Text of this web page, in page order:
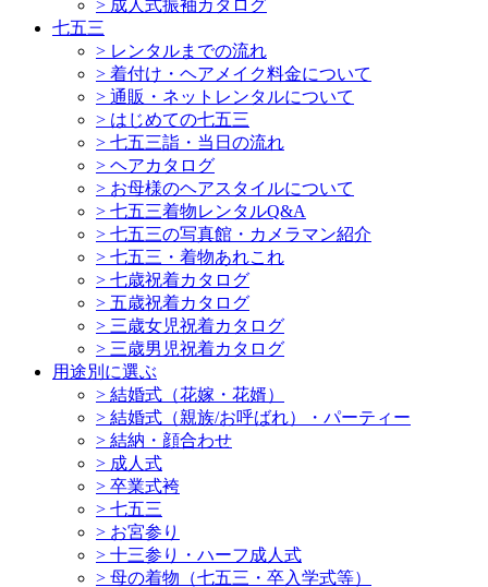
> 成人式振袖カタログ
七五三
> レンタルまでの流れ
> 着付け・ヘアメイク料金について
> 通販・ネットレンタルについて
> はじめての七五三
> 七五三詣・当日の流れ
> ヘアカタログ
> お母様のヘアスタイルについて
> 七五三着物レンタルQ&A
> 七五三の写真館・カメラマン紹介
> 七五三・着物あれこれ
> 七歳祝着カタログ
> 五歳祝着カタログ
> 三歳女児祝着カタログ
> 三歳男児祝着カタログ
用途別に選ぶ
> 結婚式（花嫁・花婿）
> 結婚式（親族/お呼ばれ）・パーティー
> 結納・顔合わせ
> 成人式
> 卒業式袴
> 七五三
> お宮参り
> 十三参り・ハーフ成人式
> 母の着物（七五三・卒入学式等）